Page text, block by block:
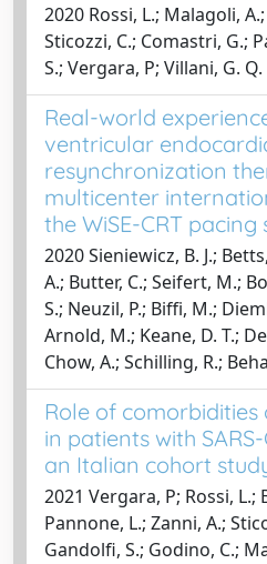
2020 Rossi, L.; Malagoli,
Sticozzi, C.; Comastri, G.;
S.; Vergara, P; Villani, G. Q.
Real-world
ventricular
resynchronization
multicenter
the WiSE-CRT pacing
2020 Sieniewicz, B. J.;
A.; Butter, C.; Seifert, M.;
S.; Neuzil, P.; Biffi, M.;
Arnold, M.; Keane, D. T.;
Chow, A.; Schilling, R.;
Role of
in patients with
an Italian cohort
2021 Vergara, P; Rossi, L.;
Pannone, L.; Zanni, A.;
Gandolfi, S.; Godino, C.;